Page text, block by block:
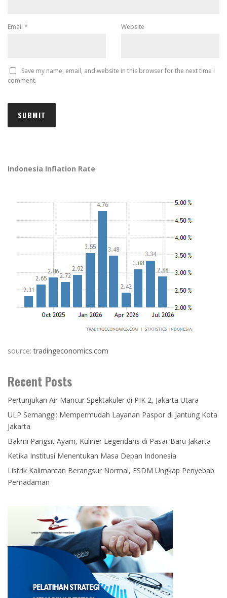
Email * Website
Save my name, email, and website in this browser for the next time I
comment.
Indonesia Inflation Rate
source:tradingeconomics.com
Recent Posts
Pertunjukan Air Mancur Spektakuler di PIK 2, Jakarta Utara
ULP Semanggi: Mempermudah Layanan Paspor di Jantung Kota
Jakarta
Bakmi Pangsit Ayam, Kuliner Legendaris di Pasar Baru Jakarta
Ketika Institusi Menentukan Masa Depan Indonesia
Listrik Kalimantan Berangsur Normal, ESDM Ungkap Penyebab
Pemadaman